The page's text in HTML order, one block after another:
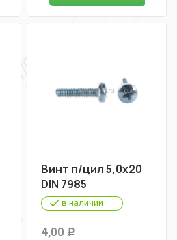
Винт п/цил 5,0х20
DIN 7985
в наличии
4,00 Р